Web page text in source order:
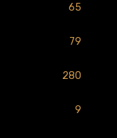
65
79
280
9